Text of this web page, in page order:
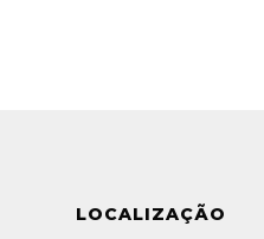
LOCALIZAÇÃO